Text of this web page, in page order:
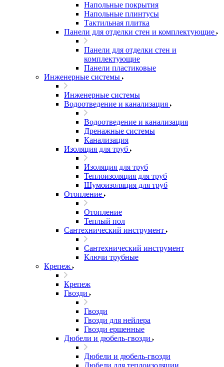
Напольные покрытия
Напольные плинтусы
Тактильная плитка
Панели для отделки стен и комплектующие
Панели для отделки стен и
комплектующие
Панели пластиковые
Инженерные системы
Инженерные системы
Водоотведение и канализация
Водоотведение и канализация
Дренажные системы
Канализация
Изоляция для труб
Изоляция для труб
Теплоизоляция для труб
Шумоизоляция для труб
Отопление
Отопление
Теплый пол
Сантехнический инструмент
Сантехнический инструмент
Ключи трубные
Крепеж
Крепеж
Гвозди
Гвозди
Гвозди для нейлера
Гвозди ершенные
Дюбели и дюбель-гвозди
Дюбели и дюбель-гвозди
Дюбели для теплоизоляции